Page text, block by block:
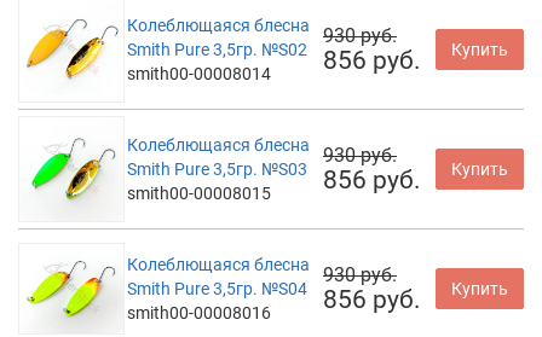
Колеблющаяся блесна
Smith Pure 3,5гр. №S02
smith00-00008014
930 руб.
856 руб. Купить
Колеблющаяся блесна
Smith Pure 3,5гр. №S03
smith00-00008015
930 руб.
856 руб. Купить
Колеблющаяся блесна
Smith Pure 3,5гр. №S04
smith00-00008016
930 руб.
856 руб. Купить